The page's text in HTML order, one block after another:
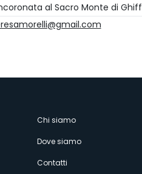
al Sacro Monte di
Menù
Chi siamo
Dove siamo
Contatti